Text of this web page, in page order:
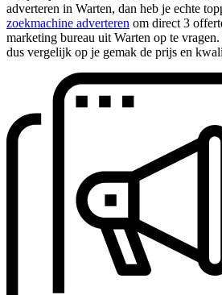
adverteren in Warten, dan heb je echte
zoekmachine adverteren om direct 3
marketing bureau uit Warten op te
dus vergelijk op je gemak de prijs en